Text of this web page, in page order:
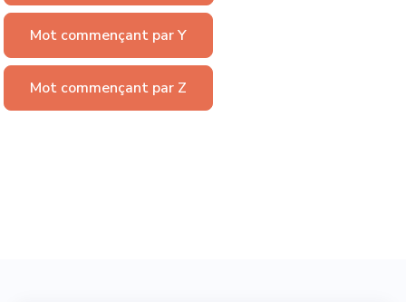
Mot commençant par Y
Mot commençant par Z